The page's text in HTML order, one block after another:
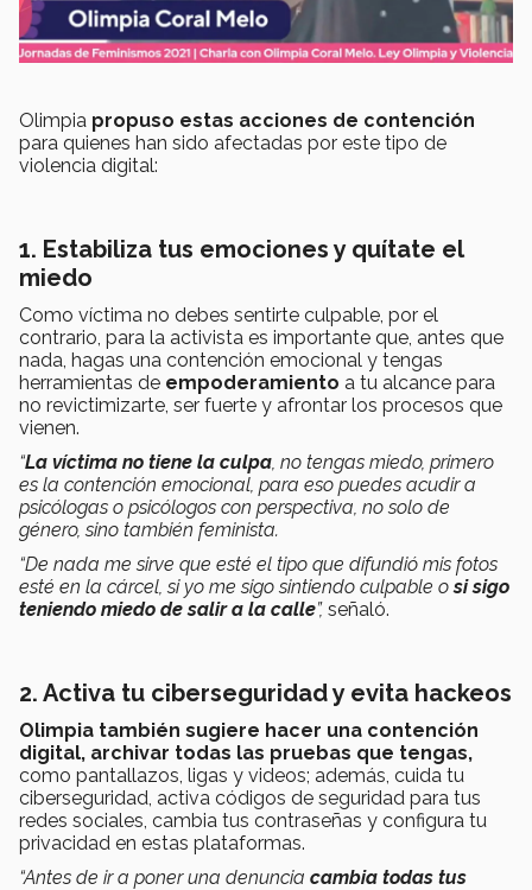
Olimpia propuso estas acciones de contención
para quienes han sido afectadas por este tipo de
violencia digital:
1. Estabiliza tus emociones y quítate el
miedo
Como víctima no debes sentirte culpable, por el
contrario, para la activista es importante que, antes que
nada, hagas una contención emocional y tengas
herramientas de empoderamiento a tu alcance para
no revictimizarte, ser fuerte y afrontar los procesos que
vienen.
“La víctima no tiene la culpa, no tengas miedo, primero
es la contención emocional, para eso puedes acudir a
psicólogas o psicólogos con perspectiva, no solo de
género, sino también feminista.
“De nada me sirve que esté el tipo que difundió mis fotos
esté en la cárcel, si yo me sigo sintiendo culpable osi sigo
teniendo miedo de salir a la calle”, señaló.
2. Activa tu ciberseguridad y evita hackeos
Olimpia también sugiere hacer una contención
digital, archivar todas las pruebas que tengas,
como pantallazos, ligas y videos; además, cuida tu
ciberseguridad, activa códigos de seguridad para tus
redes sociales, cambia tus contraseñas y configura tu
privacidad en estas plataformas.
“Antes de ir a poner una denuncia cambia todas tus